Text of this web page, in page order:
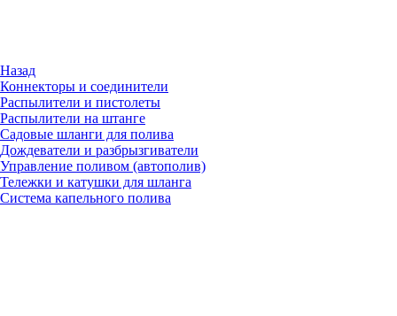
Назад
Коннекторы и соединители
Распылители и пистолеты
Распылители на штанге
Садовые шланги для полива
Дождеватели и разбрызгиватели
Управление поливом (автополив)
Тележки и катушки для шланга
Система капельного полива